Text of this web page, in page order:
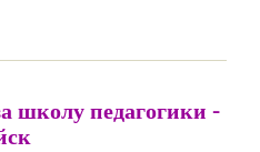
школу педагогики -